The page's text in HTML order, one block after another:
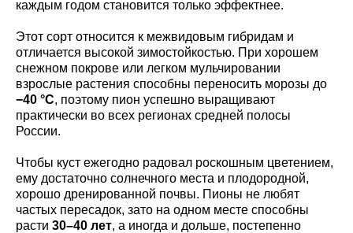
каждым годом становится только эффектнее.
Этот сорт относится к межвидовым гибридам и
отличается высокой зимостойкостью. При хорошем
снежном покрове или легком мульчировании
взрослые растения способны переносить морозы до
−40 °C, поэтому пион успешно выращивают
практически во всех регионах средней полосы
России.
Чтобы куст ежегодно радовал роскошным цветением,
ему достаточно солнечного места и плодородной,
хорошо дренированной почвы. Пионы не любят
частых пересадок, зато на одном месте способны
расти 30–40 лет, а иногда и дольше, постепенно